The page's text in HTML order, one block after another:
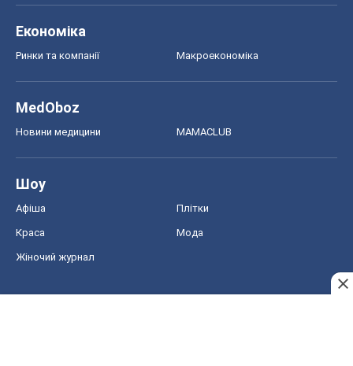
Економіка
Ринки та компанії Макроекономіка
MedOboz
Новини медицини MAMACLUB
Шоу
Афіша Плітки
Краса Мода
Жіночий журнал